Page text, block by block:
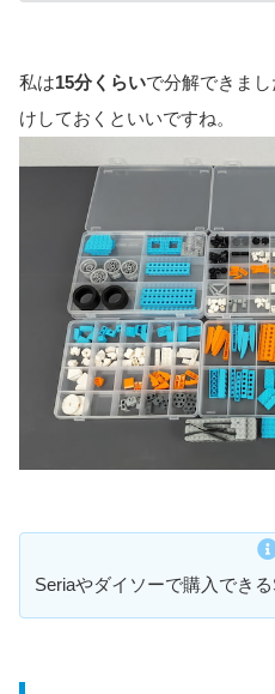
私は15分くらいで分解できま
けしておくといいですね。
Seriaやダイソーで購入でき